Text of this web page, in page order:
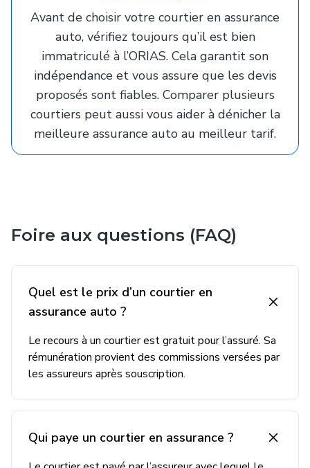
Avant de choisir votre courtier en assurance
auto, vérifiez toujours qu’il est bien
immatriculé à l’ORIAS. Cela garantit son
indépendance et vous assure que les devis
proposés sont fiables. Comparer plusieurs
courtiers peut aussi vous aider à dénicher la
meilleure assurance auto au meilleur tarif.
Foire aux questions (FAQ)
Quel est le prix d’un courtier en
assurance auto ?
Le recours à un courtier est gratuit pour l’assuré. Sa
rémunération provient des commissions versées par
les assureurs après souscription.
Qui paye un courtier en assurance ?